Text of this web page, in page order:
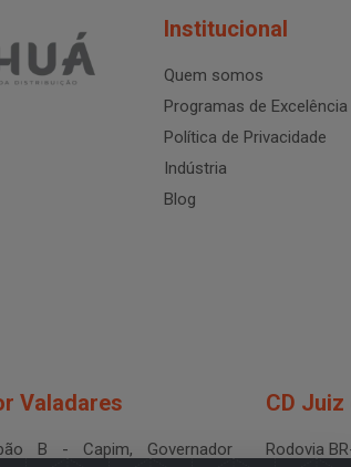
Institucional
Quem somos
Programas de Excelência
Política de Privacidade
Indústria
Blog
Valadares
B - Capim, Governador
CD Juiz
Rodovia